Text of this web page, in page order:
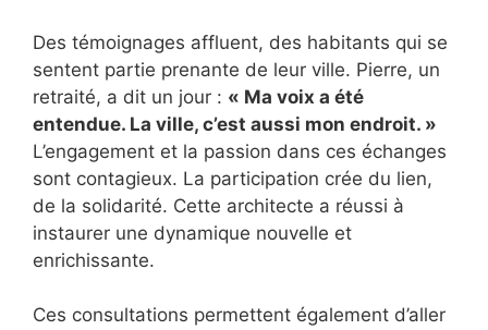
Des témoignages affluent, des habitants qui se
sentent partie prenante de leur ville. Pierre, un
retraité, a dit un jour : « Ma voix a été
entendue. La ville, c’est aussi mon endroit. »
L’engagement et la passion dans ces échanges
sont contagieux. La participation crée du lien,
de la solidarité. Cette architecte a réussi à
instaurer une dynamique nouvelle et
enrichissante.
Ces consultations permettent également d’aller